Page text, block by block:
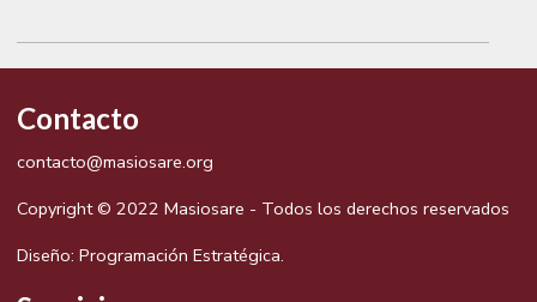
Contacto
contacto@masiosare.org
Copyright © 2022 Masiosare - Todos los derechos reservados
Diseño: Programación Estratégica.